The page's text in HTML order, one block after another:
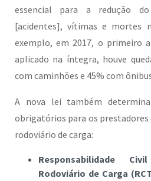
essencial para a redução
[acidentes], vítimas e mortes
exemplo, em 2017, o primeiro
aplicado na íntegra, houve
com caminhões e 45% com
A nova lei também
obrigatórios para os
rodoviário de carga:
Responsabilidade
Rodoviário de Carga